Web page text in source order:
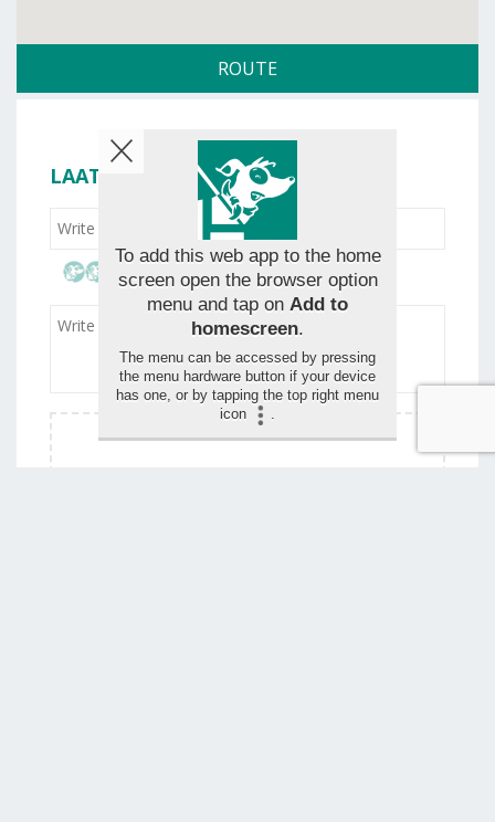
ROUTE
LAAT JE BEOORDELING ACHTER
To add this web app to the home
screen open the browser option
menu and tap on Add to
homescreen.
The menu can be accessed by pressing
the menu hardware button if your device
has one, or by tapping the top right menu
icon
.